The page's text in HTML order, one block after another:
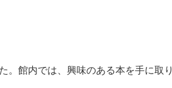
。館内では、興味のある本を手に取り